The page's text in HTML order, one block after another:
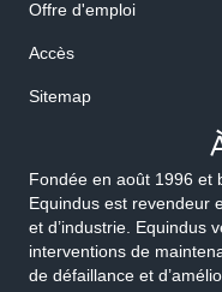
Offre d'emploi
Accès
Sitemap
Fondée en août 1996 et
Equindus est revendeur
et d’industrie. Equindus
interventions de
de défaillance et